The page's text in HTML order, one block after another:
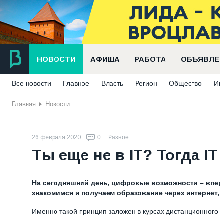
НОВОСТИ АФИША РАБОТА
Все новости Главное Власть Регион Общество
Главная Новости
26 февраля 2020 0 Разное
Ты еще не в IT? Тогда IT
На сегодняшний день, цифровые возможности –
знакомимся и получаем образование через
Именно такой принцип заложен в курсах